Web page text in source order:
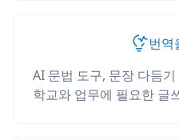
번역
AI 문법 도구, 문장 다듬
학교와 업무에 필요한 글